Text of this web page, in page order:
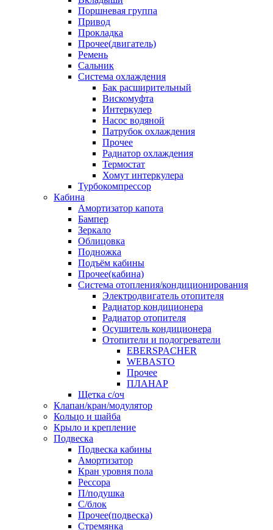
Поршневая группа
Привод
Прокладка
Прочее(двигатель)
Ремень
Сальник
Система охлаждения
Бак расширительный
Вискомуфта
Интеркулер
Насос водяной
Патрубок охлаждения
Прочее
Радиатор охлаждения
Термостат
Хомут интеркулера
Турбокомпрессор
Кабина
Амортизатор капота
Бампер
Зеркало
Облицовка
Подножка
Подъём кабины
Прочее(кабина)
Система отопления/кондиционирования
Электродвигатель отопителя
Радиатор кондиционера
Радиатор отопителя
Осушитель кондиционера
Отопители и подогреватели
EBERSPACHER
WEBASTO
Прочее
ПЛАНАР
Щетка с/оч
Клапан/кран/модулятор
Кольцо и шайба
Крыло и крепление
Подвеска
Подвеска кабины
Амортизатор
Кран уровня пола
Рессора
П/подушка
С/блок
Прочее(подвеска)
Стремянка